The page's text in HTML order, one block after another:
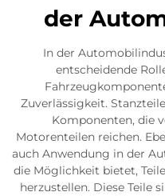
der
In der
entscheidende
Zuverlässigkeit.
Komponenten, die
Motorenteilen reichen.
auch Anwendung in der
die Möglichkeit bietet,
herzustellen. Diese Teile